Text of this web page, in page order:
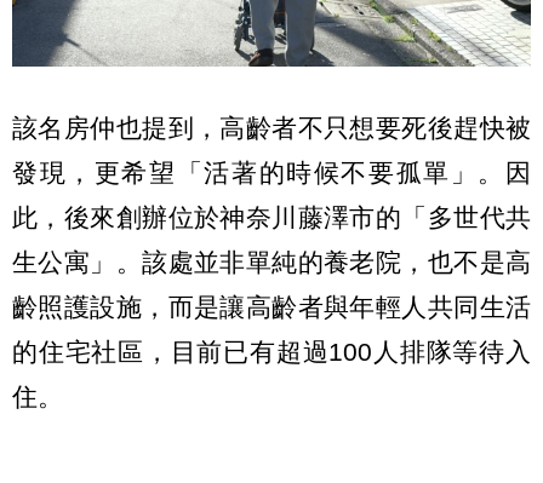
該名房仲也提到，高齡者不只想要死後趕快被
發現，更希望「活著的時候不要孤單」。因
此，後來創辦位於神奈川藤澤市的「多世代共
生公寓」。該處並非單純的養老院，也不是高
齡照護設施，而是讓高齡者與年輕人共同生活
的住宅社區，目前已有超過100人排隊等待入
住。